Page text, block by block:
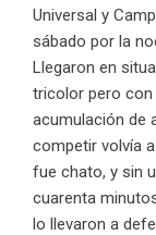
Universal y
sábado por la
Llegaron en
tricolor pero con
acumulación de
competir volvía
fue chato, y sin
cuarenta
lo llevaron a